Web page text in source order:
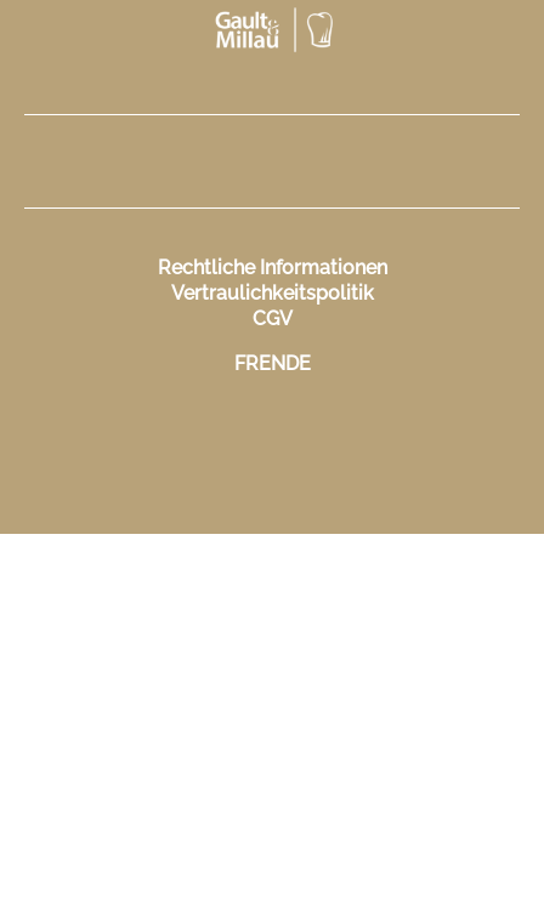
Rechtliche Informationen
Vertraulichkeitspolitik
CGV
FRENDE